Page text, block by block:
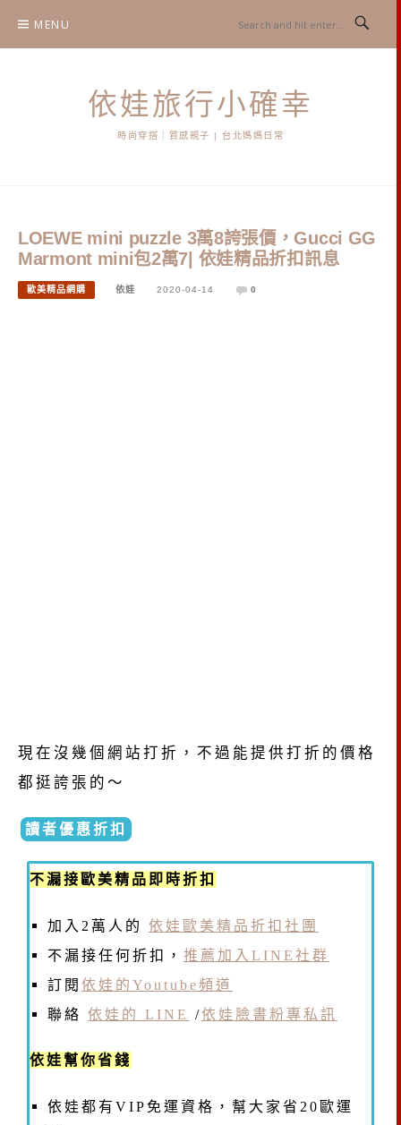
content
MENU
依娃旅行小確幸
時尚穿搭｜質感親子 | 台北媽媽日常
LOEWE mini puzzle 3萬8誇張價，Gucci GG
Marmont mini包2萬7| 依娃精品折扣訊息
歐美精品網購 依娃 2020-04-14 0
現在沒幾個網站打折，不過能提供打折的價格
都挺誇張的～
讀者優惠折扣
不漏接歐美精品即時折扣
加入2萬人的 依娃歐美精品折扣社團
不漏接任何折扣， 推薦加入LINE社群
訂閱 依娃的Youtube頻道
聯絡 依娃的 LINE /依娃臉書粉專私訊
依娃幫你省錢
依娃都有VIP免運資格，幫大家省20歐運